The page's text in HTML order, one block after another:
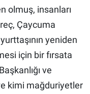
olmuş, insanları
Çaycuma
yeniden
için bir fırsata
ve
kimi mağduriyetler